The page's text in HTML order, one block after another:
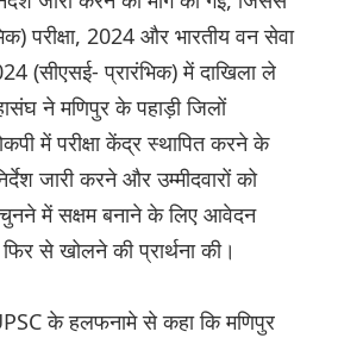
परीक्षा, 2024 और भारतीय वन सेवा
(सीएसई- प्रारंभिक) में दाखिला ले
ने मणिपुर के पहाड़ी जिलों
में परीक्षा केंद्र स्थापित करने के
जारी करने और उम्मीदवारों को
में सक्षम बनाने के लिए आवेदन
से खोलने की प्रार्थना की।
के हलफनामे से कहा कि मणिपुर